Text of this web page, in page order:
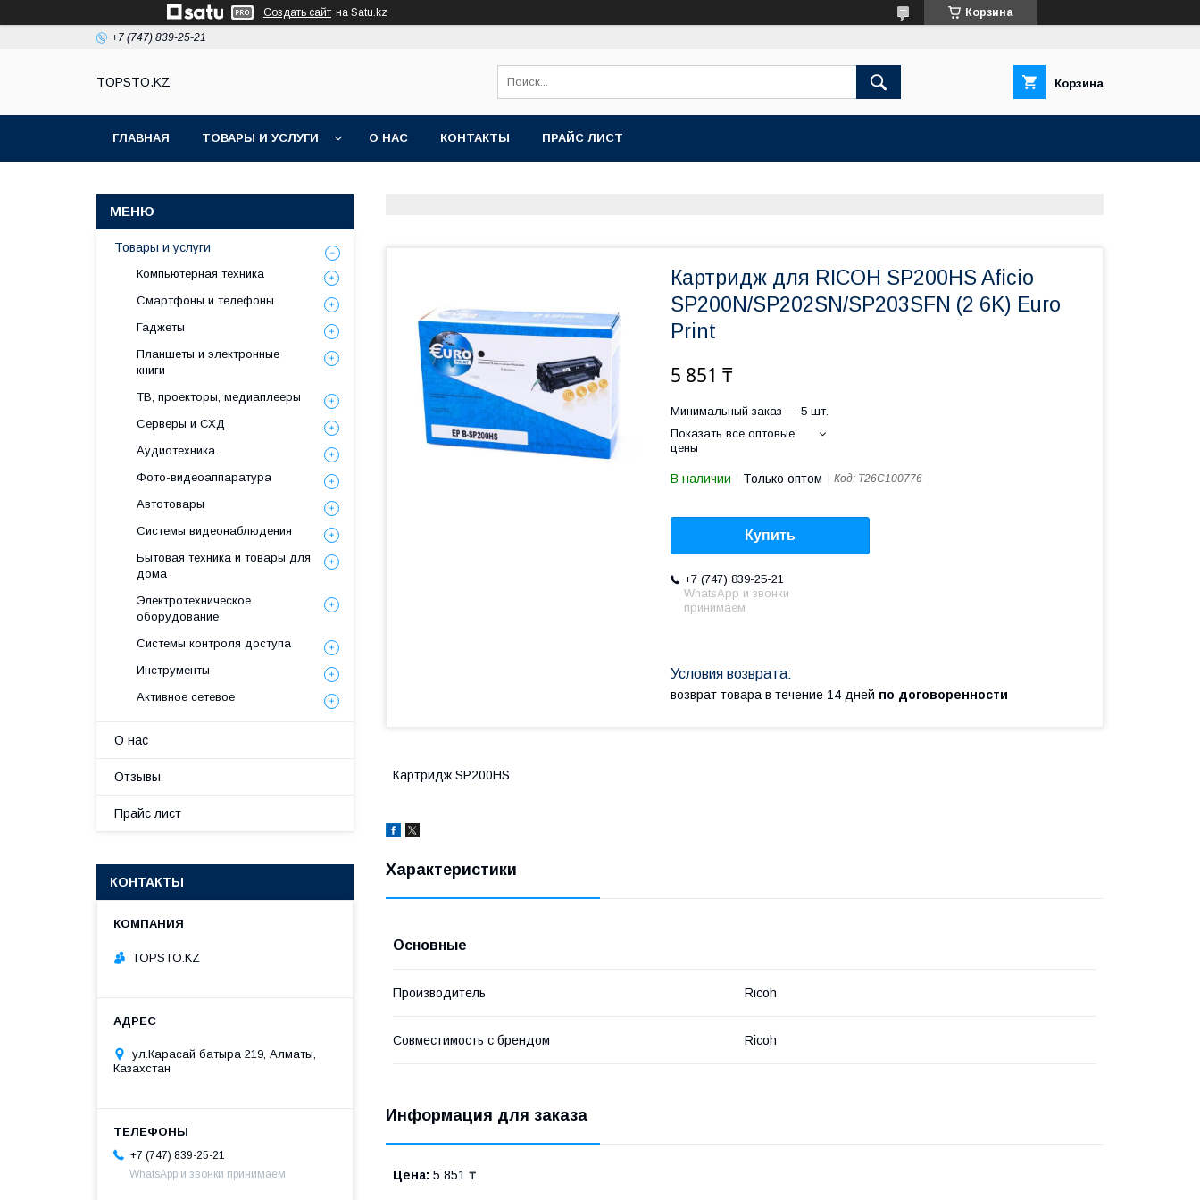
Создать сайт на Satu.kz Корзина
+7 (747) 839-25-21
TOPSTO.KZ Корзина
ГЛАВНАЯ ТОВАРЫ И УСЛУГИ О НАС КОНТАКТЫ ПРАЙС ЛИСТ
Картридж для RICOH SP200HS Aficio
SP200N/SP202SN/SP203SFN (2 6K) Euro
Print
5 851 ₸
Минимальный заказ — 5 шт.
Показать все оптовые
цены
В наличии Только оптом Код: T26C100776
Купить
+7 (747) 839-25-21
WhatsApp и звонки
принимаем
возврат товара в течение 14 дней по договоренности
Картридж SP200HS
Характеристики
Основные
Производитель Ricoh
Совместимость с брендом Ricoh
Информация для заказа
Цена: 5 851 ₸
Товары и услуги
Компьютерная техника
Смартфоны и телефоны
Гаджеты
Планшеты и электронные
книги
ТВ, проекторы, медиаплееры
Серверы и СХД
Аудиотехника
Фото-видеоаппаратура
Автотовары
Системы видеонаблюдения
Бытовая техника и товары для
дома
Электротехническое
оборудование
Системы контроля доступа
Инструменты
Активное сетевое
О нас
Отзывы
Прайс лист
КОНТАКТЫ
TOPSTO.KZ
ул.Карасай батыра 219, Алматы,
Казахстан
+7 (747) 839-25-21
WhatsApp и звонки принимаем